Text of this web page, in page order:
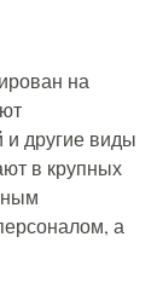
на
другие виды
в крупных
а